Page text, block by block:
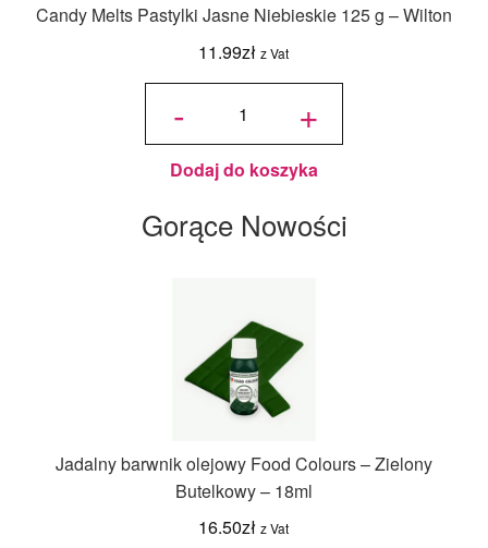
Candy Melts Pastylki Jasne Niebieskie 125 g – Wilton
11.99zł z Vat
-
ilość
Pastylki
Jasne
125 g -
Wilton
+
Dodaj do koszyka
Gorące Nowości
Jadalny barwnik olejowy Food Colours – Zielony
Butelkowy – 18ml
16.50zł z Vat